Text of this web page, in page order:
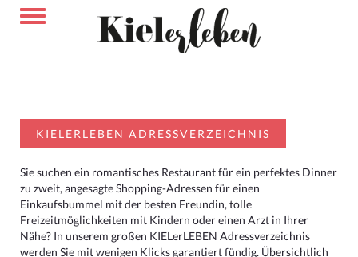
KIELERLEBEN ADRESSVERZEICHNIS
Sie suchen ein romantisches Restaurant für ein perfektes Dinner
zu zweit, angesagte Shopping-Adressen für einen
Einkaufsbummel mit der besten Freundin, tolle
Freizeitmöglichkeiten mit Kindern oder einen Arzt in Ihrer
Nähe? In unserem großen KIELerLEBEN Adressverzeichnis
werden Sie mit wenigen Klicks garantiert fündig. Übersichtlich